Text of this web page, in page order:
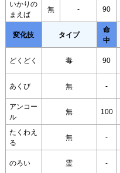
いかりの
まえば
無 - 90
変化技 タイプ
命
中
どくどく 毒 90
あくび 無 -
アンコー
ル
無 100
たくわえ
る
無 -
のろい 霊 -